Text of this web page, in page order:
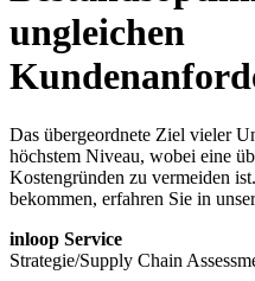
ungleichen
Das übergeordnete Ziel vieler
höchstem Niveau, wobei eine
Kostengründen zu vermeiden
bekommen, erfahren Sie in
inloop Service
Strategie/Supply Chain